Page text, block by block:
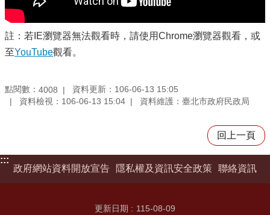
註：若IE瀏覽器無法觀看時，請使用Chrome瀏覽器觀看，或
至YouTube觀看。
點閱數： 4008
資料更新：106-06-13 15:05
資料檢視：106-06-13 15:04
資料維護：臺北市政府民政局
回上一頁
:::
政府網站資料開放宣告
隱私權及資訊安全政策 聯絡資訊
更新日期
115-08-09